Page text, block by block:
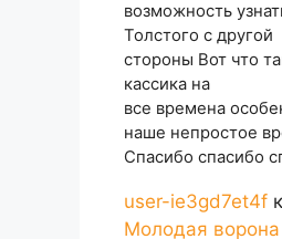
возможность
Толстого с другой
стороны Вот что
кассика на
все времена
наше непростое
Спасибо спасибо
user-ie3gd7et4f к
Молодая